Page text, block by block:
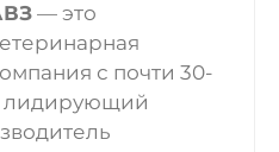
— это
с почти 30-
лидирующий